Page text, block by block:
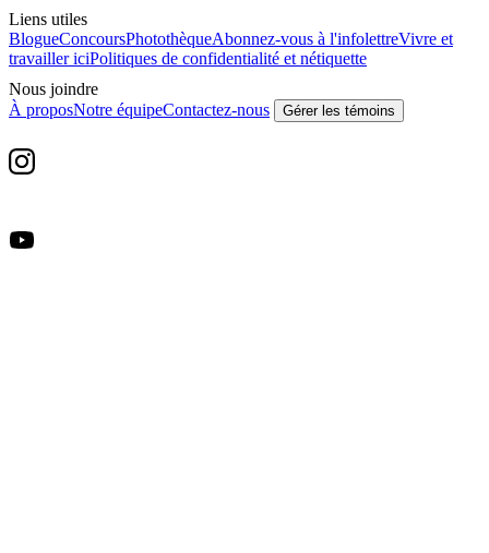
Liens utiles
BlogueConcoursPhotothèqueAbonnez-vous à l'infolettreVivre et
travailler iciPolitiques de confidentialité et nétiquette
Nous joindre
À proposNotre équipeContactez-nous Gérer les témoins